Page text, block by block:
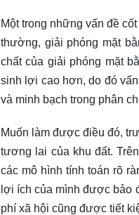
Một trong những vấn đề
thường, giải phóng mặt
chất của giải phóng mặt
sinh lợi cao hơn, do đó
và minh bạch trong phân
Muốn làm được điều đó,
tương lai của khu đất.
các mô hình tính toán rõ
lợi ích của mình được bảo
phí xã hội cũng được tiết